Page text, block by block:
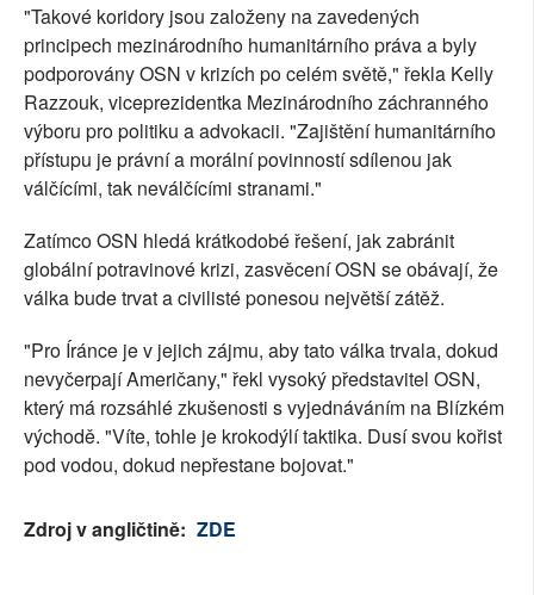
"Takové koridory jsou založeny na zavedených
principech mezinárodního humanitárního práva a byly
podporovány OSN v krizích po celém světě," řekla Kelly
Razzouk, viceprezidentka Mezinárodního záchranného
výboru pro politiku a advokacii. "Zajištění humanitárního
přístupu je právní a morální povinností sdílenou jak
válčícími, tak neválčícími stranami."
Zatímco OSN hledá krátkodobé řešení, jak zabránit
globální potravinové krizi, zasvěcení OSN se obávají, že
válka bude trvat a civilisté ponesou největší zátěž.
"Pro Íránce je v jejich zájmu, aby tato válka trvala, dokud
nevyčerpají Američany," řekl vysoký představitel OSN,
který má rozsáhlé zkušenosti s vyjednáváním na Blízkém
východě. "Víte, tohle je krokodýlí taktika. Dusí svou kořist
pod vodou, dokud nepřestane bojovat."
Zdroj v angličtině: ZDE